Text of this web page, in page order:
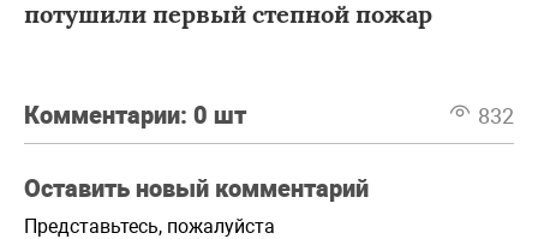
потушили первый степной пожар
Комментарии: 0 шт 832
Оставить новый комментарий
Представьтесь, пожалуйста